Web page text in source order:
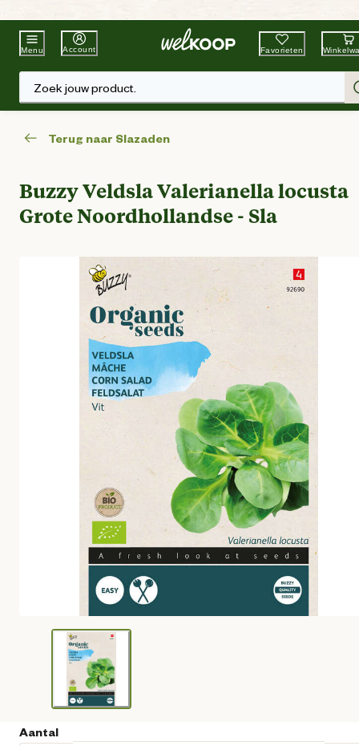
Beste WinkelketenTuin & Dier
Menu Account Favorieten
Zoek jouw product.
Terug naar Slazaden
Buzzy Veldsla Valerianella locusta
Grote Noordhollandse - Sla
Aantal